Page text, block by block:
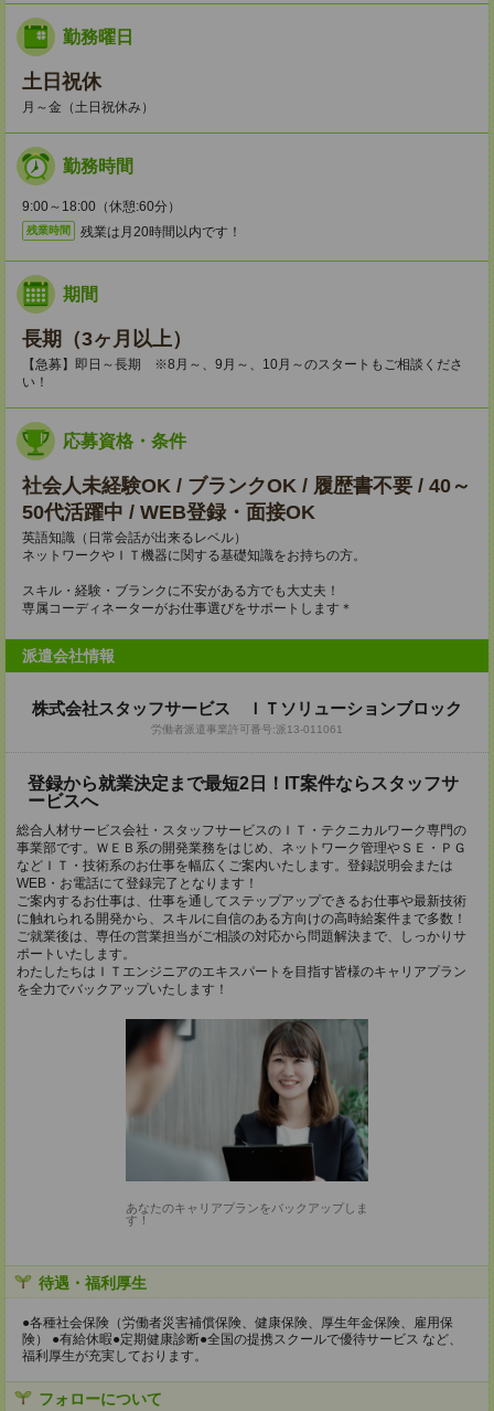
勤務曜日
土日祝休
月～金（土日祝休み）
勤務時間
9:00～18:00（休憩:60分）
残業時間 残業は月20時間以内です！
期間
長期（3ヶ月以上）
【急募】即日～長期 ※8月～、9月～、10月～のスタートもご相談くださ
い！
応募資格・条件
社会人未経験OK / ブランクOK / 履歴書不要 / 40～
50代活躍中 / WEB登録・面接OK
英語知識（日常会話が出来るレベル）
ネットワークやＩＴ機器に関する基礎知識をお持ちの方。
スキル・経験・ブランクに不安がある方でも大丈夫！
専属コーディネーターがお仕事選びをサポートします＊
派遣会社情報
株式会社スタッフサービス ＩＴソリューションブロック
労働者派遣事業許可番号:派13-011061
登録から就業決定まで最短2日！IT案件ならスタッフサ
ービスへ
総合人材サービス会社・スタッフサービスのＩＴ・テクニカルワーク専門の
事業部です。ＷＥＢ系の開発業務をはじめ、ネットワーク管理やＳＥ・ＰＧ
などＩＴ・技術系のお仕事を幅広くご案内いたします。登録説明会または
WEB・お電話にて登録完了となります！
ご案内するお仕事は、仕事を通してステップアップできるお仕事や最新技術
に触れられる開発から、スキルに自信のある方向けの高時給案件まで多数！
ご就業後は、専任の営業担当がご相談の対応から問題解決まで、しっかりサ
ポートいたします。
わたしたちはＩＴエンジニアのエキスパートを目指す皆様のキャリアプラン
を全力でバックアップいたします！
あなたのキャリアプランをバックアップしま
す！
待遇・福利厚生
●各種社会保険（労働者災害補償保険、健康保険、厚生年金保険、雇用保
険） ●有給休暇●定期健康診断●全国の提携スクールで優待サービス など、
福利厚生が充実しております。
フォローについて